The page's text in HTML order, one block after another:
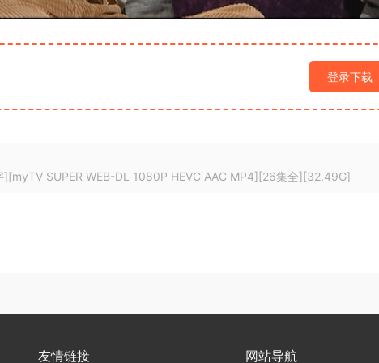
登录下载
SUPER WEB-DL 1080P HEVC AAC MP4][26集全][32.49G]
友情链接 网站导航